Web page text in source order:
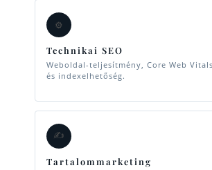
⚙️
Technikai SEO
Weboldal-teljesítmény, Core Web
és indexelhetőség.
✍️
Tartalommarketing